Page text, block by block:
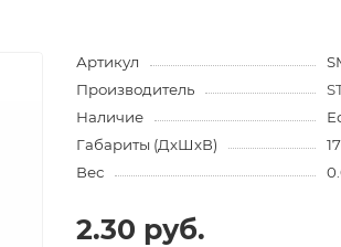
Артикул
Производитель
Наличие
Габариты (ДхШхВ)
Вес
2.30 руб.